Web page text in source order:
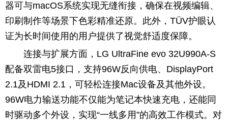
器可与macOS系统实现无缝衔接，确保在视频编辑、
印刷制作等场景下色彩精准还原。此外，TÜV护眼认
证为长时间使用的用户提供了视觉舒适度保障。
连接与扩展方面，LG UltraFine evo 32U990A-S
配备双雷电5接口，支持96W反向供电、DisplayPort
2.1及HDMI 2.1，可轻松连接Mac设备及其他外设。
96W电力输送功能不仅能为笔记本快速充电，还能同
时驱动多个外设，实现“一线多用”的高效工作模式。对